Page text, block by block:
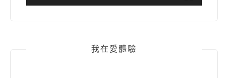
我在愛體驗